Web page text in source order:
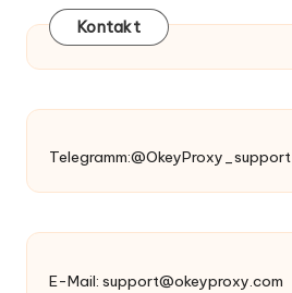
Kontakt
Telegramm:@OkeyProxy_support
E-Mail: support@okeyproxy.com